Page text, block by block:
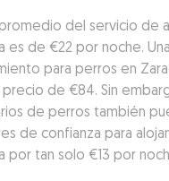
del servicio de
es de €22 por noche.
para perros en
precio de €84. Sin
de perros también
de confianza para
por tan solo €13 por